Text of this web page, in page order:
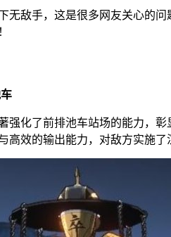
无敌手，这是很多网友关心的
强化了前排池车站场的能力，
高效的输出能力，对敌方实施了